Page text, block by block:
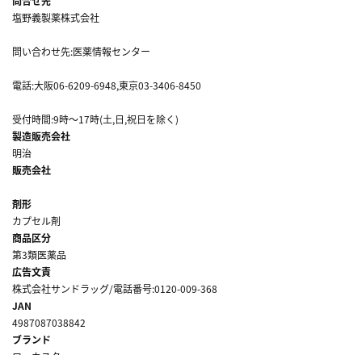
塩野義製薬株式会社
問い合わせ先:医薬情報センター
電話:大阪06-6209-6948,東京03-3406-8450
受付時間:9時～17時(土,日,祝日を除く)
製造販売会社
明治
販売会社
剤形
カプセル剤
商品区分
第3類医薬品
広告文責
株式会社サンドラッグ/電話番号:0120-009-368
JAN
4987087038842
ブランド